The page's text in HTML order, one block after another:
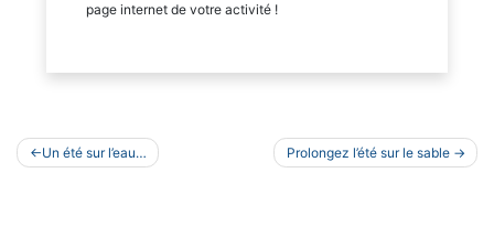
page internet de votre activité !
Navigation
de
Un été sur l’eau… Prolongez l’été sur le sable